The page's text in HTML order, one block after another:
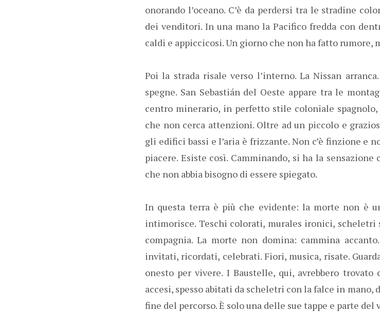
onorando l’oceano. C’è da perdersi tra le stradine
dei venditori. In una mano la Pacifico fredda con
caldi e appiccicosi. Un giorno che non ha fatto rumore,
Poi la strada risale verso l’interno. La Nissan
spegne. San Sebastián del Oeste appare tra le
centro minerario, in perfetto stile coloniale
che non cerca attenzioni. Oltre ad un piccolo e
gli edifici bassi e l’aria è frizzante. Non c’è finzione e
piacere. Esiste così. Camminando, si ha la
che non abbia bisogno di essere spiegato.
In questa terra è più che evidente: la morte non è
intimorisce. Teschi colorati, murales ironici, scheletri
compagnia. La morte non domina: cammina
invitati, ricordati, celebrati. Fiori, musica, risate.
onesto per vivere. I Baustelle, qui, avrebbero trovato
accesi, spesso abitati da scheletri con la falce in
fine del percorso. È solo una delle sue tappe e parte del